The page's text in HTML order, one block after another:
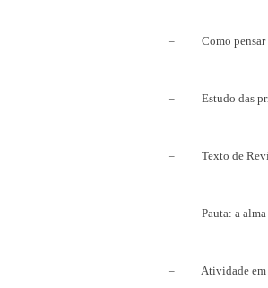
– Como pensar
– Estudo das
– Texto de Revista
– Pauta: a alma
– Atividade em